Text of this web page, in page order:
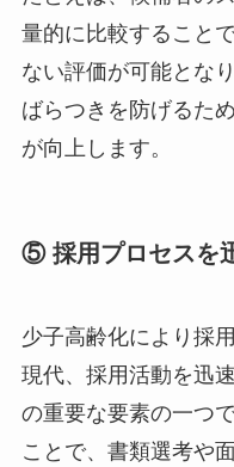
量的に比較すること
ない評価が可能とな
ばらつきを防げるた
が向上します。
⑤ 採用プロセスを
少子高齢化により採
現代、採用活動を迅
の重要な要素の一つ
ことで、書類選考や